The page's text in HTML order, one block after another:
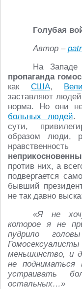
Голубая
Автор –
На Западе
пропаганда
как США,
заставляют
норма. Но они
больных людей.
сути,
образом люди,
неприкосновенны
против них, а
подвергается
бывший
не так давно
«Я не
которое я не
пудрило
меньшинство, и
не подниматься
устраивать
остальных…»